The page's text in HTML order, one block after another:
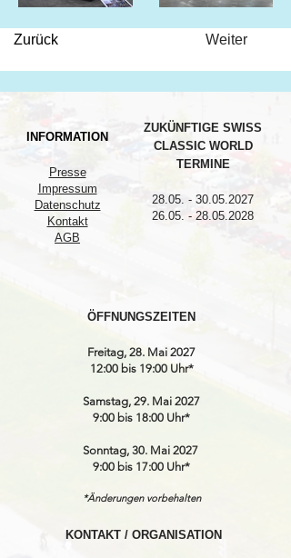
Zurück Weiter
INFORMATION
Presse
Impressum
Datenschutz
Kontakt
AGB
ZUKÜNFTIGE SWISS
CLASSIC WORLD
TERMINE
28.05. - 30.05.2027
26.05. - 28.05.2028
ÖFFNUNGSZEITEN
Freitag, 28. Mai 2027
12:00 bis 19:00 Uhr*
Samstag, 29. Mai 2027
9:00 bis 18:00 Uhr*
Sonntag, 30. Mai 2027
9:00 bis 17:00 Uhr*
*Änderungen vorbehalten
KONTAKT / ORGANISATION